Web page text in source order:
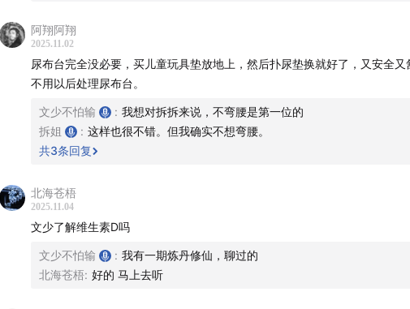
推荐妙界R3肩颈按摩仪至尊升级款：
✔ 8D仿人手揉捏，酸痛点精准拿捏
✔四种按摩模式，升级了大师模式，媲美专业按摩
✔升级艾灸碳技术，在家就能艾灸热敷，改善睡眠
✔ 穿戴式设计，放松工作两不误
✔ 小巧便携，添加语音播报，操作简单，自用送礼都合适
我们亲测了一段时间，确实不错。真的像忍受一样有力道地揉捏你的斜
阿翔阿翔
2025.11.02
尿布台完全没必要，买儿童玩具垫放地上，然后扑尿垫换就好了，又安全又
不用以后处理尿布台。
文少不怕输 : 我想对拆拆来说，不弯腰是第一位的
拆姐
: 这样也很不错。但我确实不想弯腰。
共3条回复
北海苍梧
2025.11.04
文少了解维生素D吗
文少不怕输 : 我有一期炼丹修仙，聊过的
北海苍梧: 好的 马上去听